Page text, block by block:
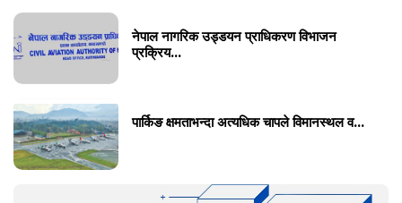
नेपाल नागरिक उड्डयन प्राधिकरण विभाजन
प्रक्रिय...
पार्किङ क्षमताभन्दा अत्यधिक चापले विमानस्थल व...